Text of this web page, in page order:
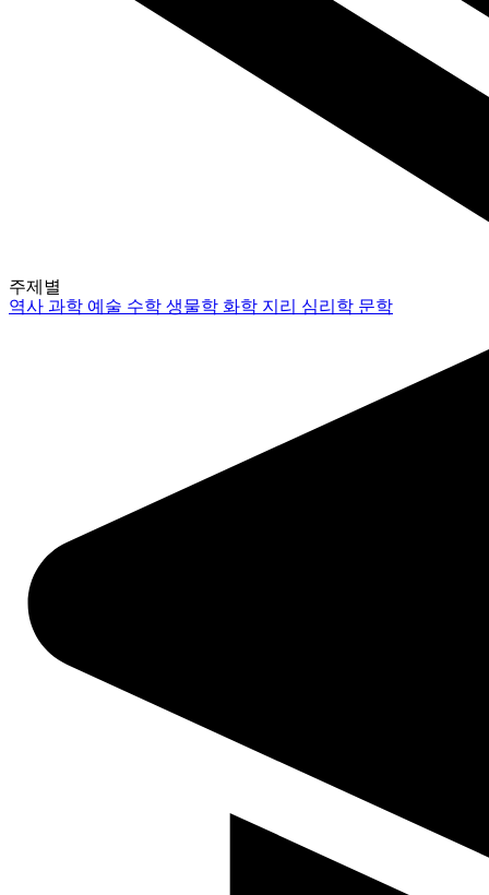
주제별
역사과학 예술 수학생물학 화학 지리 심리학 문학